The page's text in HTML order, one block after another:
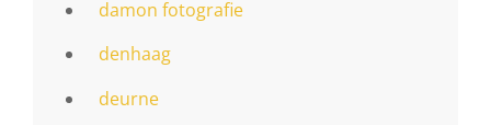
damon fotografie
denhaag
deurne